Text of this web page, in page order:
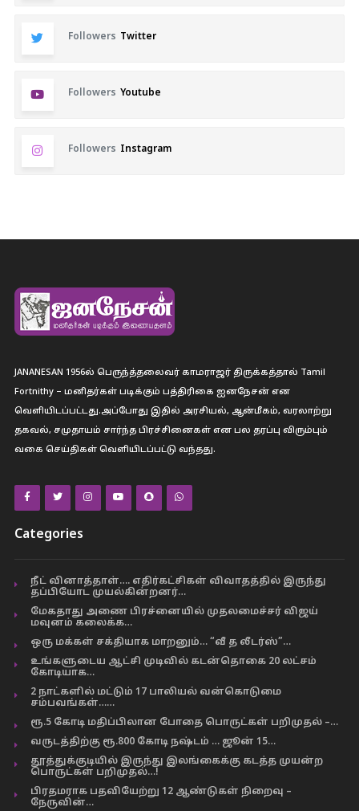
Followers Twitter
Followers Youtube
Followers Instagram
JANANESAN 1956ல் பெருந்த்தலைவர் காமராஜர் திருக்கத்தால் Tamil
Fortnithy – மனிதர்கள் படிக்கும் பத்திரிகை ஐனநேசன் என
வெளியிடப்பட்டது.அப்போது இதில் அரசியல், ஆன்மீகம், வரலாற்று
தகவல், சமுதாயம் சார்ந்த பிரச்சினைகள் என பல தரப்பு விரும்பும்
வகை செய்திகள் வெளியிடப்பட்டு வந்தது.
Categories
நீட் வினாத்தாள்…. எதிர்கட்சிகள் விவாதத்தில் இருந்து
தப்பியோட முயல்கின்றனர்…
மேகதாது அணை பிரச்னையில் முதலமைச்சர் விஜய்
மவுனம் கலைக்க…
ஒரு மக்கள் சக்தியாக மாறனும்… “வீ த லீடர்ஸ்”…
உங்களுடைய ஆட்சி முடிவில் கடன்தொகை 20 லட்சம்
கோடியாக…
2 நாட்களில் மட்டும் 17 பாலியல் வன்கொடுமை
சம்பவங்கள்……
ரூ.5 கோடி மதிப்பிலான போதை பொருட்கள் பறிமுதல் –…
வருடத்திற்கு ரூ.800 கோடி நஷ்டம் … ஜூன் 15…
தூத்துக்குடியில் இருந்து இலங்கைக்கு கடத்த முயன்ற
பொருட்கள் பறிமுதல்…!
பிரதமராக பதவியேற்று 12 ஆண்டுகள் நிறைவு –
நேருவின்…